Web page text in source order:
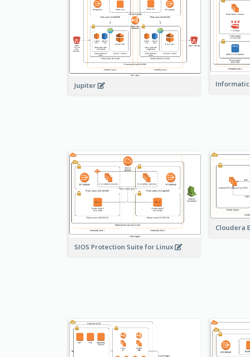
Jupiter
SIOS Protection Suite for Linux
Cloudera